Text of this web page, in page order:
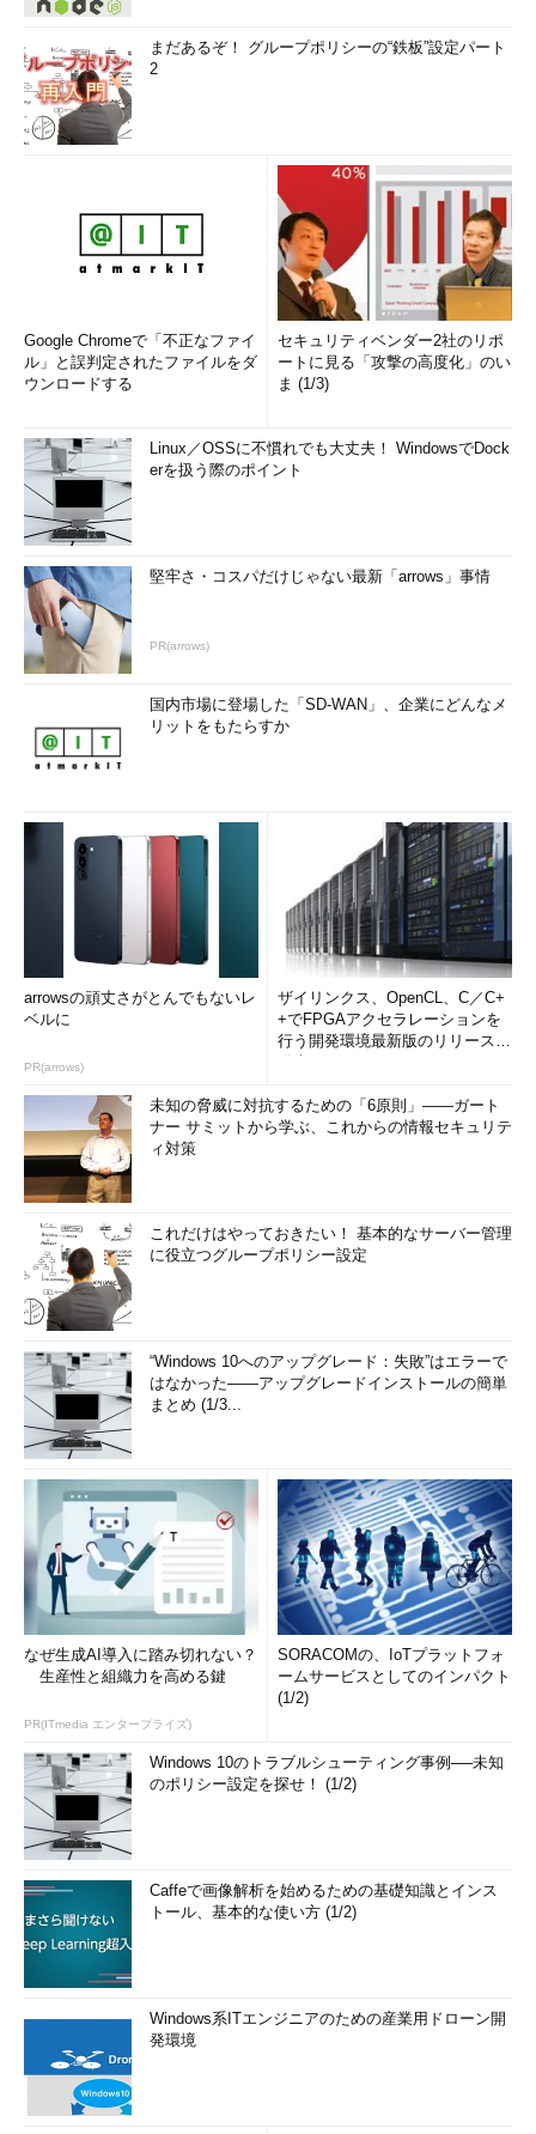
まだあるぞ！ グループポリシーの“鉄板”設定パート
2
Google Chromeで「不正なファイ
ル」と誤判定されたファイルをダ
ウンロードする
セキュリティベンダー2社のリポ
ートに見る「攻撃の高度化」のい
ま (1/3)
Linux／OSSに不慣れでも大丈夫！ WindowsでDock
erを扱う際のポイント
堅牢さ・コスパだけじゃない最新「arrows」事情
PR(arrows)
国内市場に登場した「SD-WAN」、企業にどんなメ
リットをもたらすか
arrowsの頑丈さがとんでもないレ
ベルに
PR(arrows)
ザイリンクス、OpenCL、C／C+
+でFPGAアクセラレーションを
行う開発環境最新版のリリースを
未知の脅威に対抗するための「6原則」――ガート
ナー サミットから学ぶ、これからの情報セキュリテ
ィ対策
これだけはやっておきたい！ 基本的なサーバー管理
に役立つグループポリシー設定
“Windows 10へのアップグレード：失敗”はエラーで
はなかった――アップグレードインストールの簡単
まとめ (1/3...
なぜ生成AI導入に踏み切れない？
生産性と組織力を高める鍵
PR(ITmedia エンタープライズ)
SORACOMの、IoTプラットフォ
ームサービスとしてのインパクト
(1/2)
Windows 10のトラブルシューティング事例──未知
のポリシー設定を探せ！ (1/2)
Caffeで画像解析を始めるための基礎知識とインス
トール、基本的な使い方 (1/2)
Windows系ITエンジニアのための産業用ドローン開
発環境